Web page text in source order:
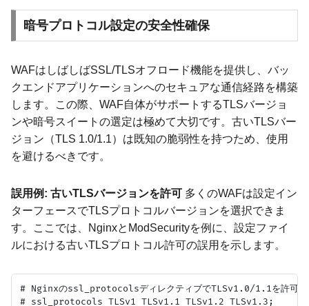
暗号プロトコル設定の安全性確保
WAFはしばしばSSL/TLSオフロード機能を提供し、バッ
クエンドアプリケーションへのセキュアな通信経路を構築
します。この際、WAF自体がサポートするTLSバージョ
ンや暗号スイートの選定は極めて大切です。古いTLSバー
ジョン（TLS 1.0/1.1）は既知の脆弱性を持つため、使用
を避けるべきです。
誤用例: 古いTLSバージョンを許可 多くのWAFは設定イン
ターフェースでTLSプロトコルバージョンを選択できま
す。ここでは、NginxとModSecurityを例に、設定ファイ
ルにおける古いTLSプロトコル許可の誤用を示します。
# Nginxのssl_protocolsディレクティブでTLSv1.0/1.1を許可す
# ssl_protocols TLSv1 TLSv1.1 TLSv1.2 TLSv1.3;